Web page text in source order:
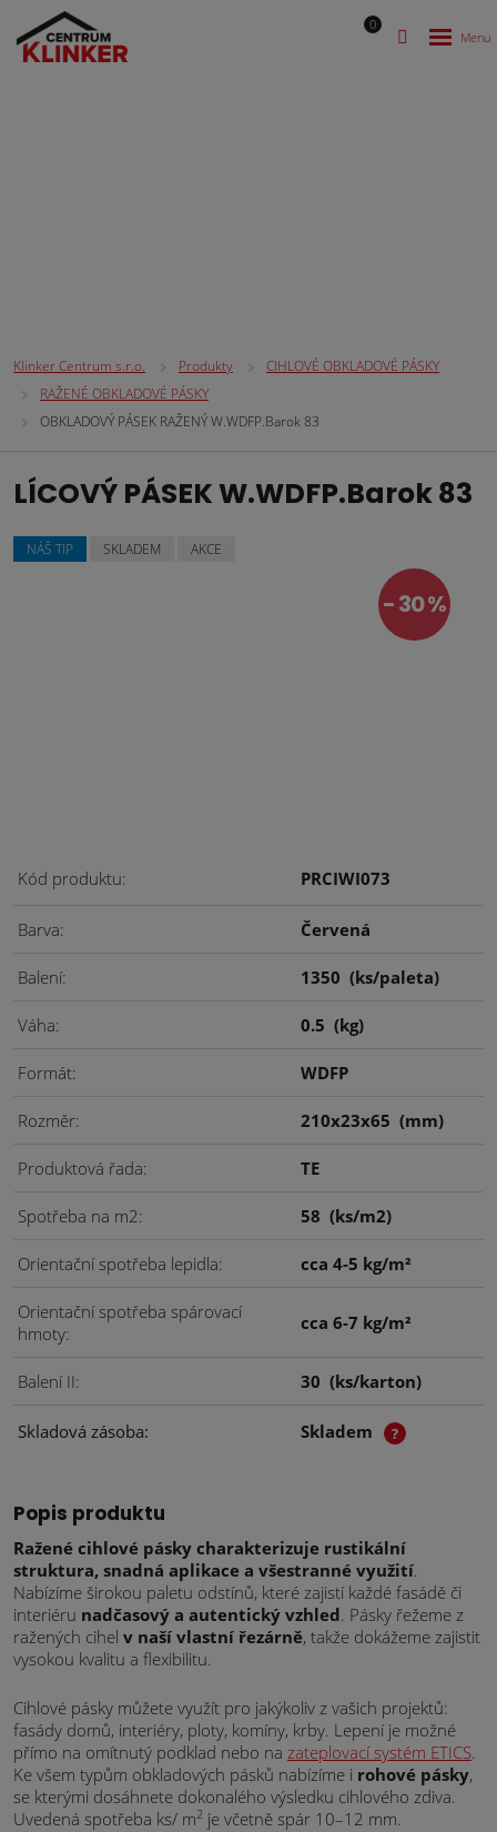
0
Klinker Centrum s.r.o. Produkty
CIHLOVÉ OBKLADOVÉ PÁSKY
RAŽENÉ OBKLADOVÉ PÁSKY
OBKLADOVÝ PÁSEK RAŽENÝ W.WDFP.Barok 83
LÍCOVÝ PÁSEK W.WDFP.Barok 83
NÁŠ TIP SKLADEM AKCE
30 %
Kód produktu PRCIWI073
Barva Červená
Balení 1350 (ks/paleta)
Váha 0.5 (kg)
Formát WDFP
Rozměr 210x23x65 (mm)
Produktová řada TE
Spotřeba na m2 58 (ks/m2)
Orientační spotřeba lepidla cca 4-5 kg/m²
Orientační spotřeba spárovací
hmoty
cca 6-7 kg/m²
Balení II 30 (ks/karton)
Skladová zásoba Skladem ?
Popis produktu
Ražené cihlové pásky charakterizuje rustikální
struktura, snadná aplikace a všestranné využití.
Nabízíme širokou paletu odstínů, které zajistí každé fasádě či
interiéru nadčasový a autentický vzhled. Pásky řežeme z
ražených cihel v naší vlastní řezárně, takže dokážeme zajistit
vysokou kvalitu a flexibilitu.
Cihlové pásky můžete využít pro jakýkoliv z vašich projektů:
fasády domů, interiéry, ploty, komíny, krby. Lepení je možné
přímo na omítnutý podklad nebo na zateplovací systém ETICS.
Ke všem typům obkladových pásků nabízíme i rohové pásky,
se kterými dosáhnete dokonalého výsledku cihlového zdiva.
Uvedená spotřeba ks/ m2 je včetně spár 10–12 mm.